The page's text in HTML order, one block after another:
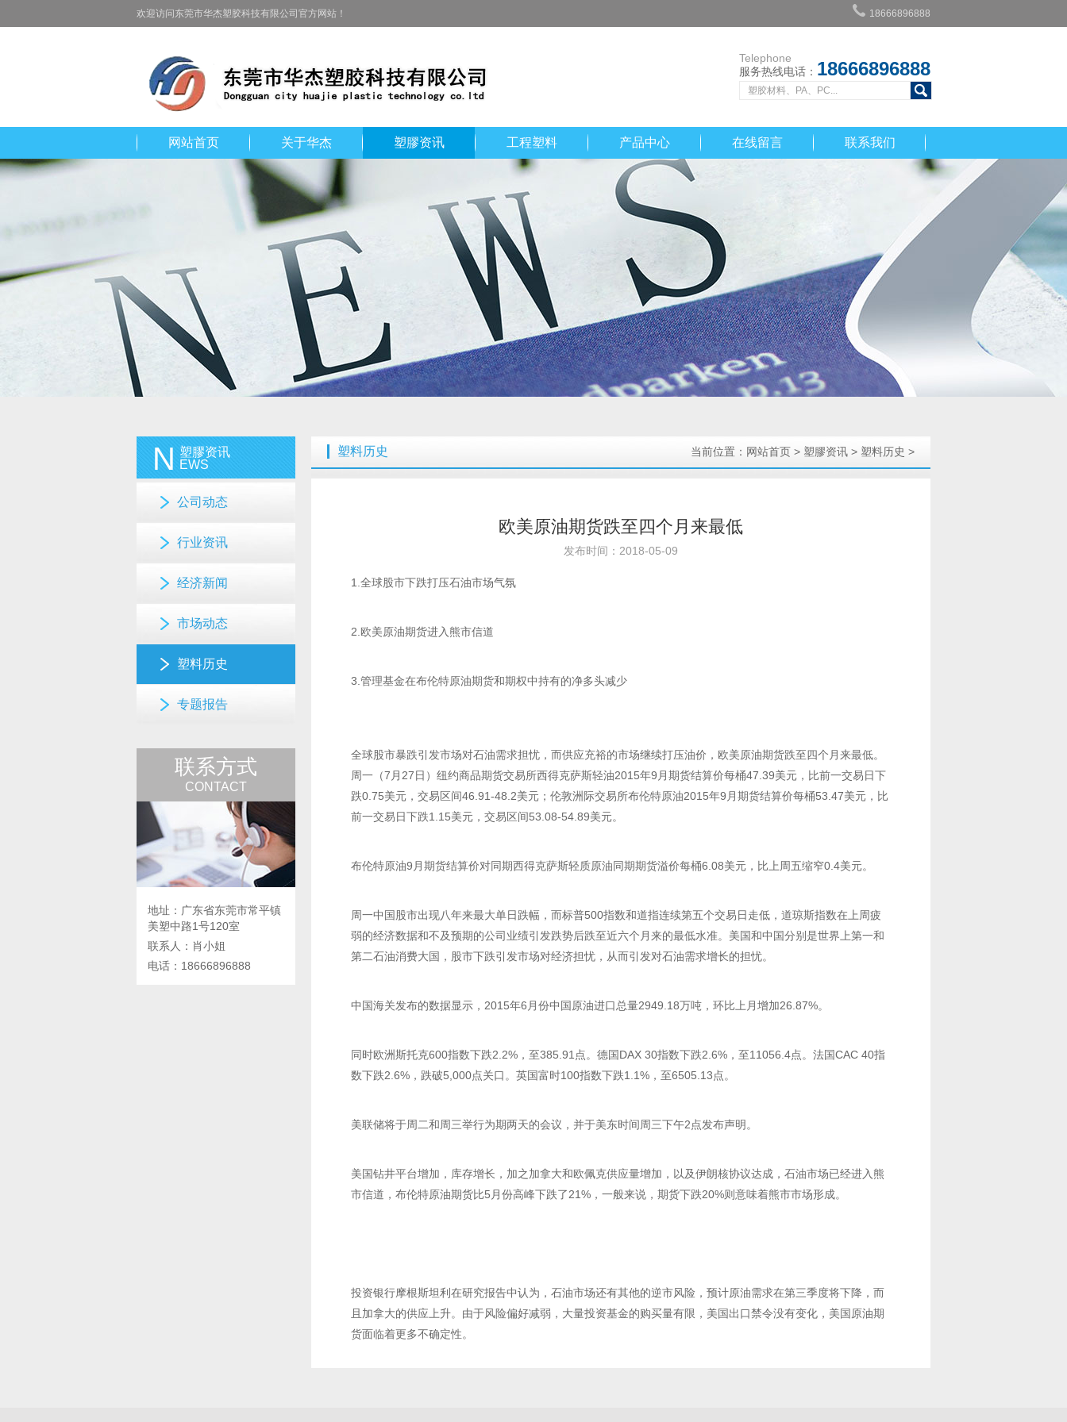
欢迎访问东莞市华杰塑胶科技有限公司官方网站！ 18666896888
Telephone
服务热线电话： 18666896888
网站首页 关于华杰 塑膠资讯 工程塑料 产品中心 在线留言 联系我们
N 塑膠资讯
EWS
公司动态
行业资讯
经济新闻
市场动态
塑料历史
专题报告
联系方式
CONTACT
地址：广东省东莞市常平镇
美塑中路1号120室
联系人：肖小姐
电话：18666896888
塑料历史 当前位置： 网站首页 > 塑膠资讯 > 塑料历史 >
欧美原油期货跌至四个月来最低
发布时间：2018-05-09
1.全球股市下跌打压石油市场气氛
2.欧美原油期货进入熊市信道
3.管理基金在布伦特原油期货和期权中持有的净多头减少
全球股市暴跌引发市场对石油需求担忧，而供应充裕的市场继续打压油价，欧美原油期货跌至四个月来最低。
周一（7月27日）纽约商品期货交易所西得克萨斯轻油2015年9月期货结算价每桶47.39美元，比前一交易日下
跌0.75美元，交易区间46.91-48.2美元；伦敦洲际交易所布伦特原油2015年9月期货结算价每桶53.47美元，比
前一交易日下跌1.15美元，交易区间53.08-54.89美元。
布伦特原油9月期货结算价对同期西得克萨斯轻质原油同期期货溢价每桶6.08美元，比上周五缩窄0.4美元。
周一中国股市出现八年来最大单日跌幅，而标普500指数和道指连续第五个交易日走低，道琼斯指数在上周疲
弱的经济数据和不及预期的公司业绩引发跌势后跌至近六个月来的最低水准。美国和中国分别是世界上第一和
第二石油消费大国，股市下跌引发市场对经济担忧，从而引发对石油需求增长的担忧。
中国海关发布的数据显示，2015年6月份中国原油进口总量2949.18万吨，环比上月增加26.87%。
同时欧洲斯托克600指数下跌2.2%，至385.91点。德国DAX 30指数下跌2.6%，至11056.4点。法国CAC 40指
数下跌2.6%，跌破5,000点关口。英国富时100指数下跌1.1%，至6505.13点。
美联储将于周二和周三举行为期两天的会议，并于美东时间周三下午2点发布声明。
美国钻井平台增加，库存增长，加之加拿大和欧佩克供应量增加，以及伊朗核协议达成，石油市场已经进入熊
市信道，布伦特原油期货比5月份高峰下跌了21%，一般来说，期货下跌20%则意味着熊市市场形成。
投资银行摩根斯坦利在研究报告中认为，石油市场还有其他的逆市风险，预计原油需求在第三季度将下降，而
且加拿大的供应上升。由于风险偏好减弱，大量投资基金的购买量有限，美国出口禁令没有变化，美国原油期
货面临着更多不确定性。